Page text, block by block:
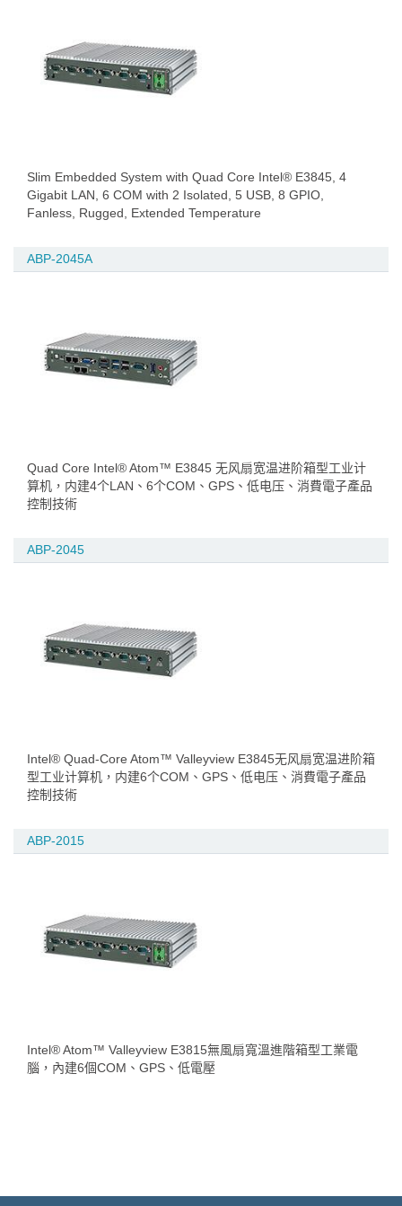
Slim Embedded System with Quad Core Intel® E3845, 4
Gigabit LAN, 6 COM with 2 Isolated, 5 USB, 8 GPIO,
Fanless, Rugged, Extended Temperature
ABP-2045A
Quad Core Intel® Atom™ E3845 无风扇宽温进阶箱型工业计
算机，内建4个LAN、6个COM、GPS、低电压、消費電子產品
控制技術
ABP-2045
Intel® Quad-Core Atom™ Valleyview E3845无风扇宽温进阶箱
型工业计算机，内建6个COM、GPS、低电压、消費電子產品
控制技術
ABP-2015
Intel® Atom™ Valleyview E3815無風扇寬溫進階箱型工業電
腦，內建6個COM、GPS、低電壓